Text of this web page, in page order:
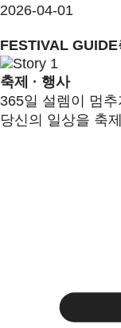
2026-04-01
FESTIVAL GUIDE
축제 · 행사
365일 설렘이 멈
당신의 일상을 축